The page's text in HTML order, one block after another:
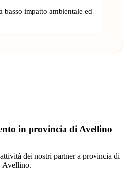
basso impatto ambientale ed
in provincia di Avellino
dei nostri partner a provincia di
Avellino.